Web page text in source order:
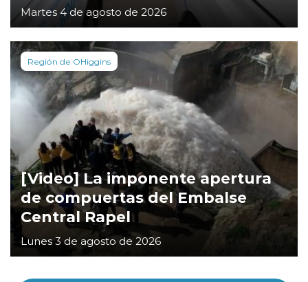
Martes 4 de agosto de 2026
Región de OHiggins
[Video] La imponente apertura
de compuertas del Embalse
Central Rapel
Lunes 3 de agosto de 2026